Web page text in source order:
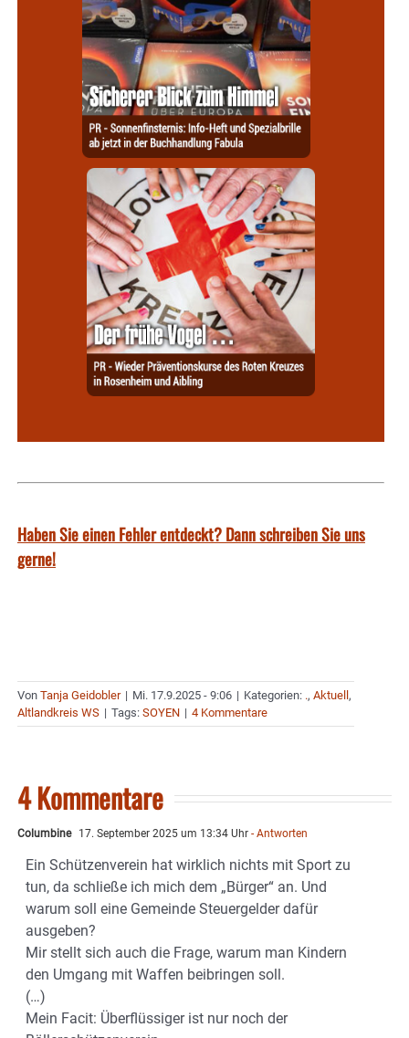
Haben Sie einen Fehler entdeckt? Dann schreiben Sie uns
gerne!
Von Tanja Geidobler | Mi. 17.9.2025 - 9:06 | Kategorien: ., Aktuell ,
Altlandkreis WS | Tags: SOYEN | 4 Kommentare
4 Kommentare
Columbine 17. September 2025 um 13:34 Uhr - Antworten
Ein Schützenverein hat wirklich nichts mit Sport zu
tun, da schließe ich mich dem „Bürger“ an. Und
warum soll eine Gemeinde Steuergelder dafür
ausgeben?
Mir stellt sich auch die Frage, warum man Kindern
den Umgang mit Waffen beibringen soll.
(…)
Mein Facit: Überflüssiger ist nur noch der